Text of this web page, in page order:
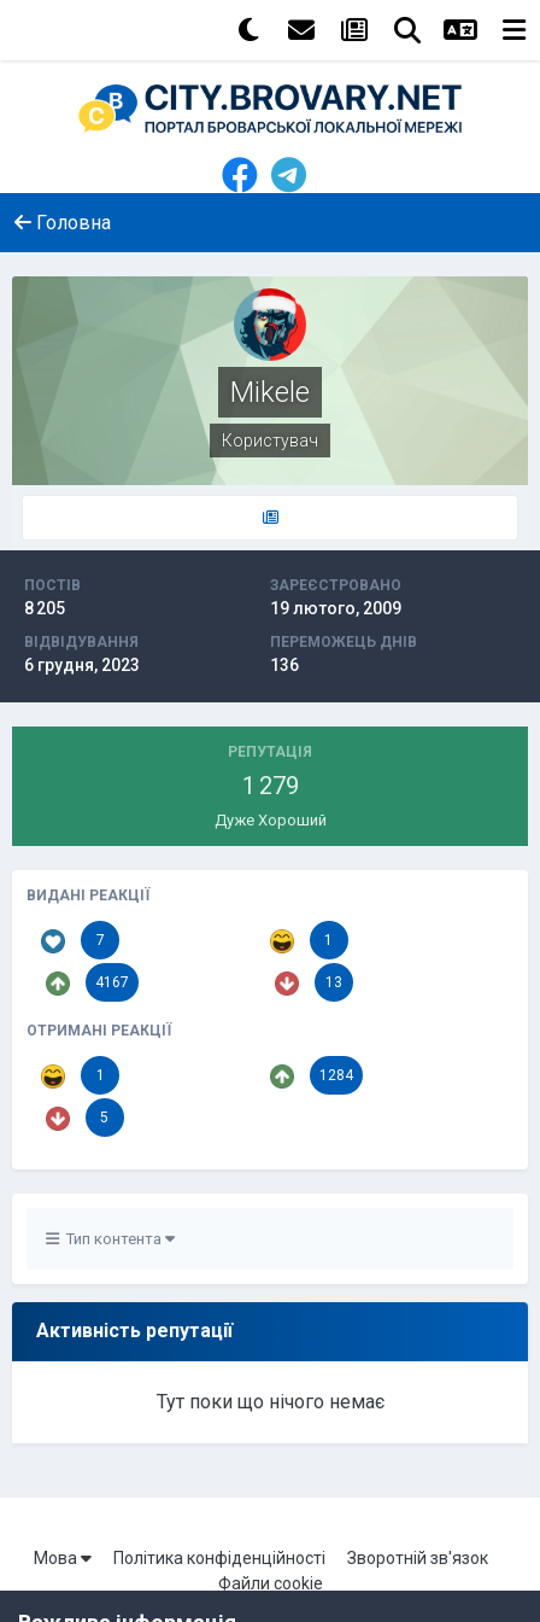
Головна
Mikele
Користувач
ПОСТІВ
8 205
ЗАРЕЄСТРОВАНО
19 лютого, 2009
ВІДВІДУВАННЯ
6 грудня, 2023
ПЕРЕМОЖЕЦЬ ДНІВ
136
РЕПУТАЦІЯ
1 279
Дуже Хороший
ВИДАНІ РЕАКЦІЇ
7 1
4167 13
ОТРИМАНІ РЕАКЦІЇ
1 1284
5
Тип контента
Активність репутації
Тут поки що нічого немає
Мова Політика конфіденційності
Зворотній зв'язок
Файли cookie